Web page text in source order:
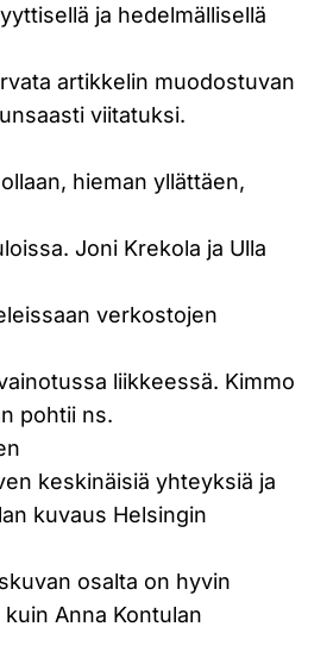
ja hedelmällisellä
artikkelin muodostuvan
viitatuksi.
hieman yllättäen,
Joni Krekola ja Ulla
verkostojen
liikkeessä. Kimmo
pohtii ns.
keskinäisiä yhteyksiä ja
kuvaus Helsingin
osalta on hyvin
Anna Kontulan